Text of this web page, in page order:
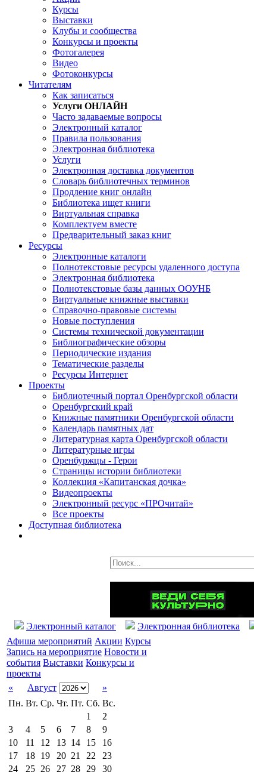
Курсы
Выставки
Клубы и сообщества
Конкурсы и проекты
Фотогалерея
Видео
Фотоконкурсы
Читателям
Как записаться
Услуги ОНЛАЙН
Часто задаваемые вопросы
Электронный каталог
Правила пользования
Электронная библиотека
Услуги
Электронная доставка документов
Словарь библиотечных терминов
Продление книг онлайн
Библиотека ищет книги
Виртуальная справка
Комплектуем вместе
Предварительный заказ книг
Ресурсы
Электронные каталоги
Полнотекстовые ресурсы удаленного доступа
Электронная библиотека
Полнотекстовые базы данных ООУНБ
Виртуальные книжные выставки
Справочно-правовые системы
Новые поступления
Cистемы технической документации
Библиографические обзоры
Периодические издания
Тематические разделы
Ресурсы Интернет
Проекты
Библиотечный портал Оренбургской области
Оренбургский край
Книжные памятники Оренбургской области
Календарь памятных дат
Литературная карта Оренбургской области
Литературные игры
Оренбуржцы - Герои
Страницы истории библиотеки
Коллекция «Капитанская дочка»
Видеопроекты
Электронный ресурс «ПРОчитай»
Все проекты
Доступная библиотека
Электронный каталог Электронная библиотека
Афиша мероприятий Акции Курсы
Запись на мероприятие Новости и
события Выставки Конкурсы и
проекты
«
Август
»
Пн. Вт. Ср. Чт. Пт. Сб. Вс.
1
2
3
4 5 6 7 8
9
10
11 12 13 14 15
16
17
18 19 20 21 22
23
24
25 26 27 28 29
30